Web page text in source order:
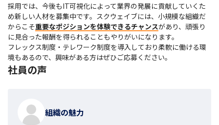
採用では、今後もIT可視化によって業界の発展に貢献していくた
め新しい人材を募集中です。スクウェイブには、小規模な組織だ
からこそ重要なポジションを体験できるチャンスがあり、頑張り
に見合った報酬を得られることもやりがいになります。
フレックス制度・テレワーク制度を導入しており柔軟に働ける環
境もあるので、興味がある方はぜひご応募ください。
社員の声
組織の魅力